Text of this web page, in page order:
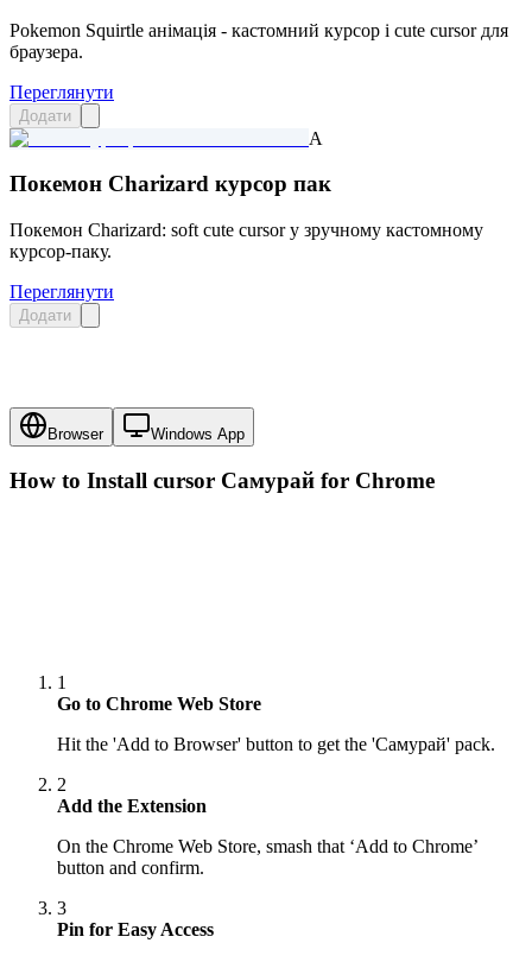
Pokemon Squirtle анімація - кастомний курсор і cute cursor для
браузера.
Переглянути
Додати
A
Покемон Charizard курсор пак
Покемон Charizard: soft cute cursor у зручному кастомному
курсор-паку.
Переглянути
Додати
Browser Windows App
How to Install cursor Самурай for Chrome
1
Go to Chrome Web Store
Hit the 'Add to Browser' button to get the 'Самурай' pack.
2
Add the Extension
On the Chrome Web Store, smash that ‘Add to Chrome’
button and confirm.
3
Pin for Easy Access